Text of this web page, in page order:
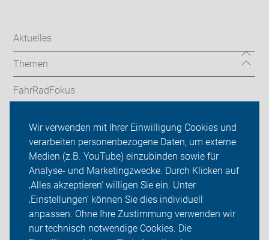
Wir verwenden mit Ihrer Einwilligung Cookies und
verarbeiten personenbezogene Daten, um externe
Medien (z.B. YouTube) einzubinden sowie für
Analyse- und Marketingzwecke. Durch Klicken auf
‚Alles akzeptieren‘ willigen Sie ein. Unter
‚Einstellungen‘ können Sie dies individuell
anpassen. Ohne Ihre Zustimmung verwenden wir
nur technisch notwendige Cookies. Die
Aktuelles
Themen
FahrRadFokus
Service-Angebote
ADFC Saarland
Sei dabei
Login